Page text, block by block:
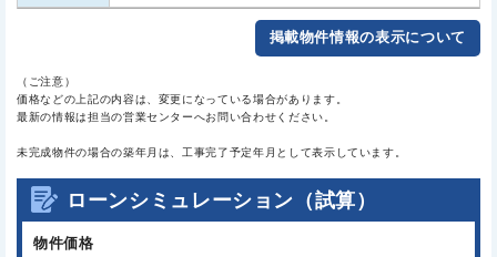
掲載物件情報の表示について
（ご注意）
価格などの上記の内容は、変更になっている場合があります。
最新の情報は担当の営業センターへお問い合わせください。
未完成物件の場合の築年月は、工事完了予定年月として表示しています。
ローンシミュレーション（試算）
物件価格